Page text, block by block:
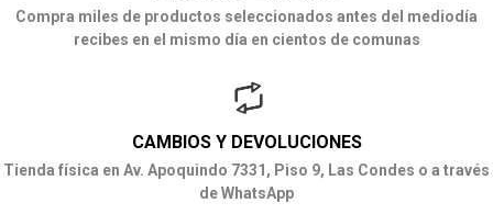
Compra miles de productos seleccionados antes del mediodía
recibes en el mismo día en cientos de comunas
CAMBIOS Y DEVOLUCIONES
Tienda física en Av. Apoquindo 7331, Piso 9, Las Condes o a través
de WhatsApp